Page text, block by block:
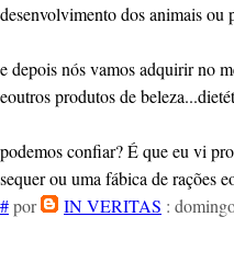
desenvolvimento dos animais ou
e depois nós vamos adquirir no
eoutros produtos de
podemos confiar? É que eu vi
sequer ou uma fábica de rações
#por IN VERITAS :